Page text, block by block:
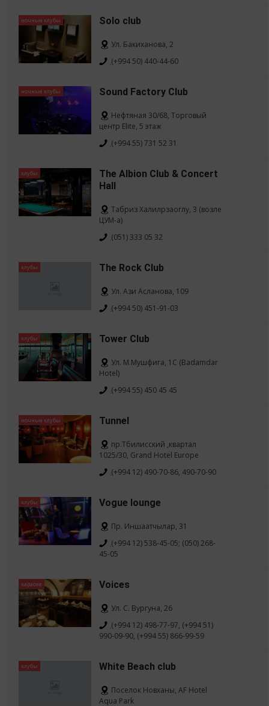
ночные клубы Solo club
Ул. Бакиханова, 2
(+994 50) 440-44-60
ночные клубы Sound Factory Club
Нефтяная 30/68, Торговый
центр Elite, 5 этаж
(+994 55) 731 52 31
клубы
The Albion Club & Concert
Hall
Табриз Халилрзаоглу, 3 (возле
ЦУМ-а)
(051) 333 05 32
клубы The Rock Club
Ул. Ази Асланова, 109
(+994 50) 451-91-03
клубы Tower Club
Ул. М.Мушфига, 1C (Badamdar
Hotel)
(+994 55) 450 45 45
ночные клубы Tunnel
пр.Тбилисский ,квартал
1025/30, Grand Hotel Europe
(+994 12) 490-70-86, 490-70-90
клубы Vogue lounge
Пр. Иншаатчылар, 31
(+994 12) 538-45-05; (050) 268-
45-05
караоке Voices
Ул. С. Вургуна, 26
(+994 12) 498-77-97, (+994 51)
990-09-90, (+994 55) 866-99-59
клубы White Beach club
Поселок Новханы, AF Hotel
Aqua Park